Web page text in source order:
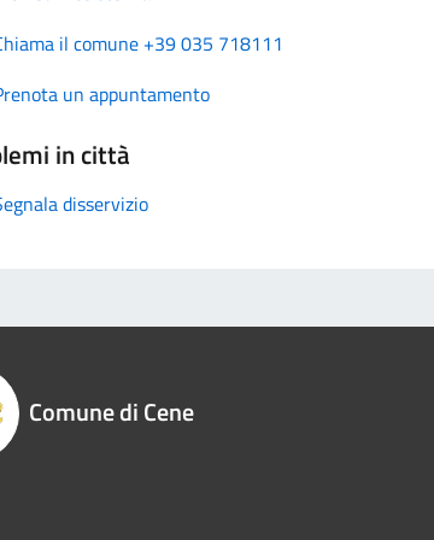
il comune +39 035 718111
un appuntamento
in città
disservizio
Comune di Cene